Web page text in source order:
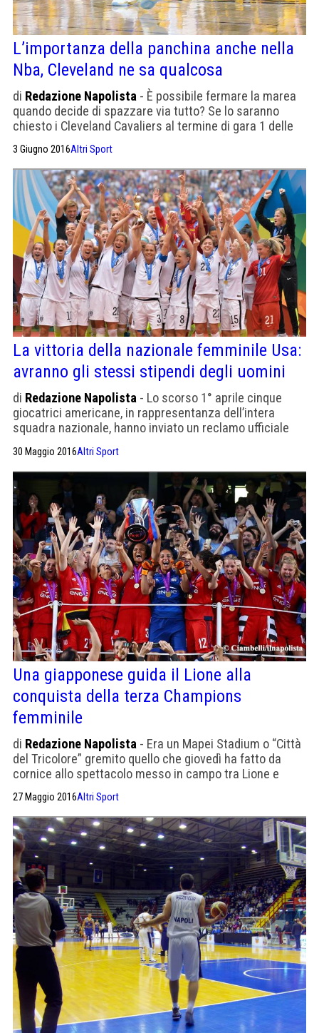
L’importanza della panchina anche nella
Nba, Cleveland ne sa qualcosa
di Redazione Napolista - È possibile fermare la marea
quando decide di spazzare via tutto? Se lo saranno
chiesto i Cleveland Cavaliers al termine di gara 1 delle
Nba Finals 2016, dopo essere stati sconfitti 104-89 dai
campioni in carica Golden State Warriors nel modo più
preoccupante possibile, cioè avendo contenuto le due
stelle dei californiani a soli 20 […]
3 Giugno 2016Altri Sport
La vittoria della nazionale femminile Usa:
avranno gli stessi stipendi degli uomini
di Redazione Napolista - Lo scorso 1° aprile cinque
giocatrici americane, in rappresentanza dell’intera
squadra nazionale, hanno inviato un reclamo ufficiale
Stati Uniti (Equal Employment Opportunity Commission).
Nel reclamo, un’accusa verso la U.S. Soccer, la
federazione calcistica nazionale, di discriminare le
calciatrici nelle retribuzioni. Non si parlava di stipendi,
ma […]
30 Maggio 2016Altri Sport
Una giapponese guida il Lione alla
conquista della terza Champions
femminile
di Redazione Napolista - Era un Mapei Stadium o “Città
del Tricolore” gremito quello che giovedì ha fatto da
cornice allo spettacolo messo in campo tra Lione e
femminile. Le due squadre non si sono risparmiate
anche se alla fine, e solo dopo i calci di rigore, ha
prevalso il Lione che […]
27 Maggio 2016Altri Sport